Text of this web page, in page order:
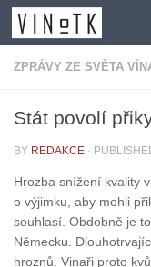
Skip to content
ZPRÁVY ZE SVĚTA
Stát povolí
BY REDAKCE ·
Hrozba snížení kvality
o výjimku, aby mohli
souhlasí. Obdobně je
Německu.
hroznů. Vinaři proto